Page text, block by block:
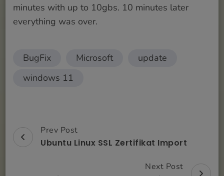
minutes with up to 10gbs. 10 minutes later
everything was over.
BugFix Microsoft
update
windows 11
PostPrev Post
Ubuntu Linux SSL Zertifikat Import
Next Post